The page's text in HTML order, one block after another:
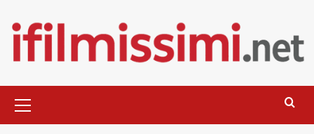
contenuto
principale